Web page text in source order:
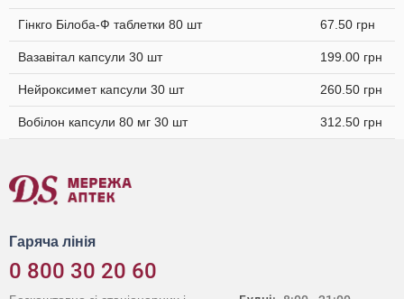
Гінкго Білоба-Ф таблетки 80 шт 67.50 грн
Вазавітал капсули 30 шт 199.00 грн
Нейроксимет капсули 30 шт 260.50 грн
Вобілон капсули 80 мг 30 шт 312.50 грн
Гаряча лінія
0 800 30 20 60